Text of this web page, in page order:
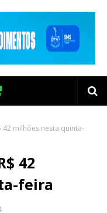
42 milhões nesta quinta-
42
feira